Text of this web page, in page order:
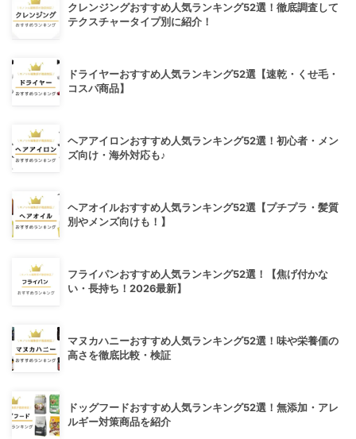
クレンジングおすすめ人気ランキング52選！徹底調査して
テクスチャータイプ別に紹介！
ドライヤーおすすめ人気ランキング52選【速乾・くせ毛・
コスパ商品】
ヘアアイロンおすすめ人気ランキング52選！初心者・メン
ズ向け・海外対応も♪
ヘアオイルおすすめ人気ランキング52選【プチプラ・髪質
別やメンズ向けも！】
フライパンおすすめ人気ランキング52選！【焦げ付かな
い・長持ち！2026最新】
マヌカハニーおすすめ人気ランキング52選！味や栄養価の
高さを徹底比較・検証
ドッグフードおすすめ人気ランキング52選！無添加・アレ
ルギー対策商品を紹介